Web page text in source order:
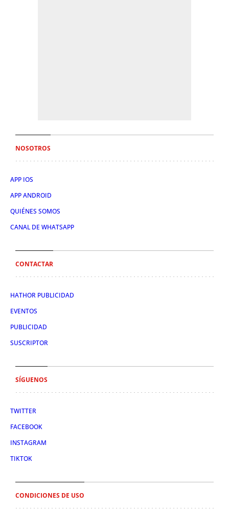
NOSOTROS
APP IOS
APP ANDROID
QUIÉNES SOMOS
CANAL DE WHATSAPP
CONTACTAR
HATHOR PUBLICIDAD
EVENTOS
PUBLICIDAD
SUSCRIPTOR
SÍGUENOS
TWITTER
FACEBOOK
INSTAGRAM
TIKTOK
CONDICIONES DE USO